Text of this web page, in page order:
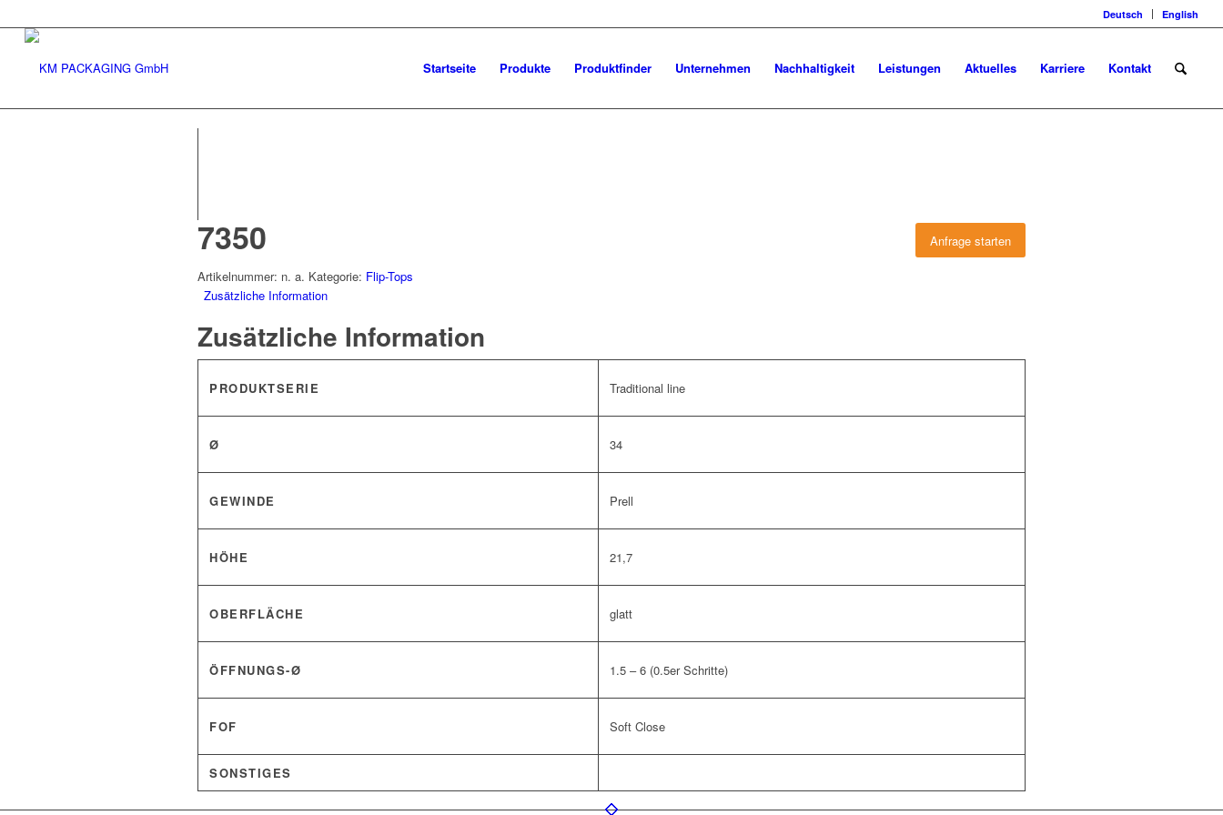
Deutsch English
Startseite Produkte Produktfinder Unternehmen Nachhaltigkeit Leistungen Aktuelles Karriere Kontakt
Anfrage starten
7350
Artikelnummer: n. a. Kategorie: Flip-Tops
Zusätzliche Information
Zusätzliche Information
PRODUKTSERIE Traditional line
Ø 34
GEWINDE Prell
HÖHE 21,7
OBERFLÄCHE glatt
ÖFFNUNGS-Ø 1.5 – 6 (0.5er Schritte)
FOF Soft Close
SONSTIGES